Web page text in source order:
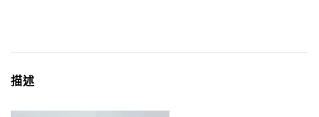
描述